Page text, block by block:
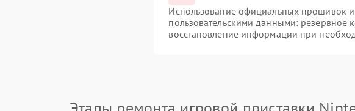
Использование официальных прошивок и
пользовательскими данными: резервное
восстановление информации при